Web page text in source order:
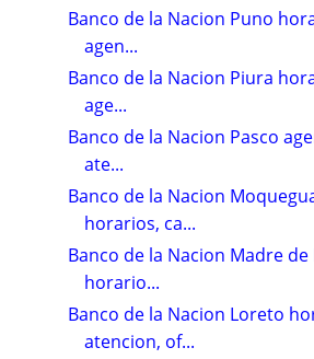
Banco de la Nacion Puno
agen...
Banco de la Nacion Piura
age...
Banco de la Nacion Pasco
ate...
Banco de la Nacion
horarios, ca...
Banco de la Nacion Madre de
horario...
Banco de la Nacion Loreto
atencion, of...